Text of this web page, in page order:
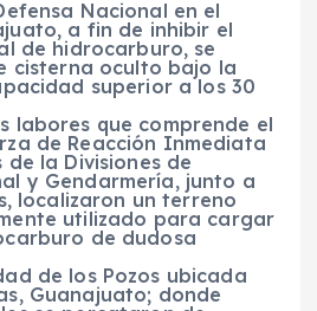
Nacional en el
a fin de inhibir el
de hidrocarburo, se
cisterna oculto bajo la
superior a los 30
labores que comprende el
de Reacción Inmediata
de la Divisiones de
y Gendarmería, junto a
localizaron un terreno
utilizado para cargar
de dudosa
de los Pozos ubicada
Guanajuato; donde